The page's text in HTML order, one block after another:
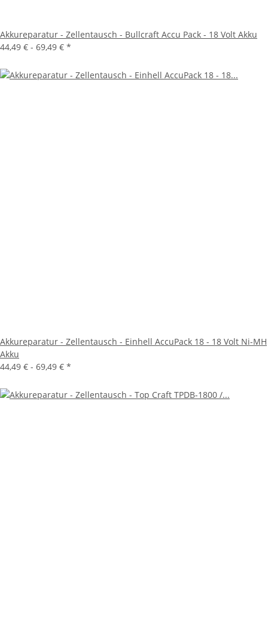
Akkureparatur - Zellentausch - Bullcraft Accu Pack - 18 Volt Akku
44,49 € - 69,49 € *
Akkureparatur - Zellentausch - Einhell AccuPack 18 - 18 Volt Ni-MH
Akku
44,49 € - 69,49 € *